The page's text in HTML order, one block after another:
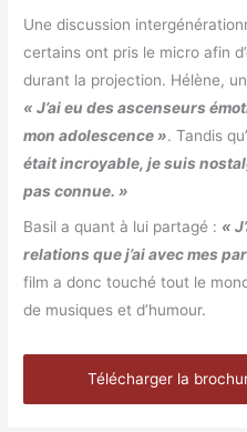
Une discussion
certains ont pris le micro afin
durant la projection. Hélène,
« J’ai eu des ascenseurs
mon adolescence ». Tandis
était incroyable, je suis
pas connue. »
Basil a quant à lui partagé : «
relations que j’ai avec mes
film a donc touché tout le
de musiques et d’humour.
Télécharger la